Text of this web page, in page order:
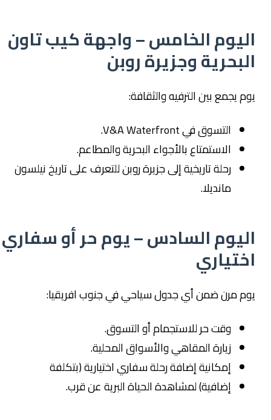
اليوم الخامس – واجهة كيب تاون
البحرية وجزيرة روبن
يوم يجمع بين الترفيه والثقافة:
التسوق في V&A Waterfront.
الاستمتاع بالأجواء البحرية والمطاعم.
رحلة تاريخية إلى جزيرة روبن للتعرف على تاريخ نيلسون
مانديلا.
اليوم السادس – يوم حر أو سفاري
اختياري
يوم مرن ضمن أي جدول سياحي في جنوب افريقيا:
وقت حر للاستجمام أو التسوق.
زيارة المقاهي والأسواق المحلية.
إمكانية إضافة رحلة سفاري اختيارية (بتكلفة
إضافية) لمشاهدة الحياة البرية عن قرب.